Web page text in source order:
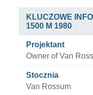
KLUCZOWE
1500 M 1980
Projektant
Owner of Van
Stocznia
Van Rossum